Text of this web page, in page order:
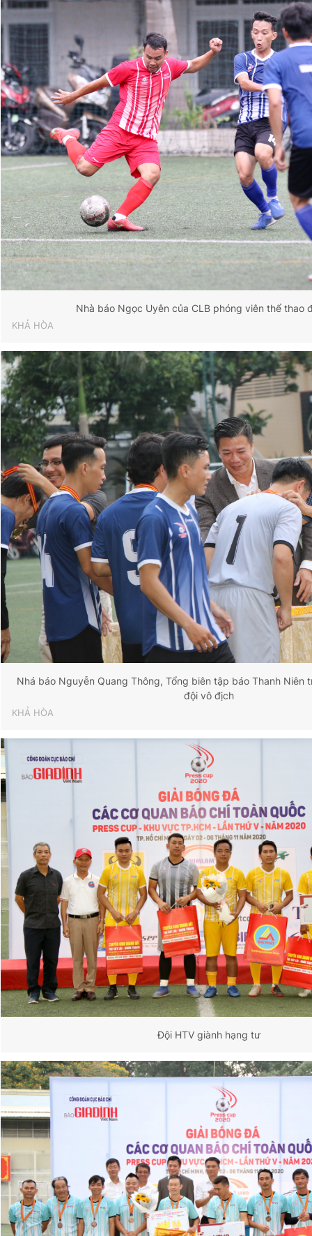
Nhà báo Ngọc Uyên của CLB phóng viên thể thao
KHẢ HÒA
Nhá báo Nguyễn Quang Thông, Tổng biên tập báo Thanh Niên
đội vô địch
KHẢ HÒA
Đội HTV giành hạng tư